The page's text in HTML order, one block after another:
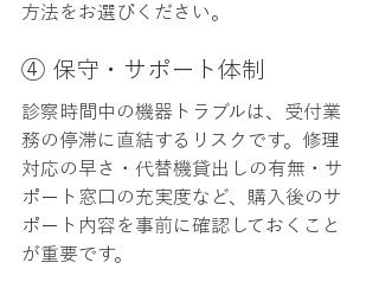
方法をお選びください。
④ 保守・サポート体制
診察時間中の機器トラブルは、受付業
務の停滞に直結するリスクです。修理
対応の早さ・代替機貸出しの有無・サ
ポート窓口の充実度など、購入後のサ
ポート内容を事前に確認しておくこと
が重要です。